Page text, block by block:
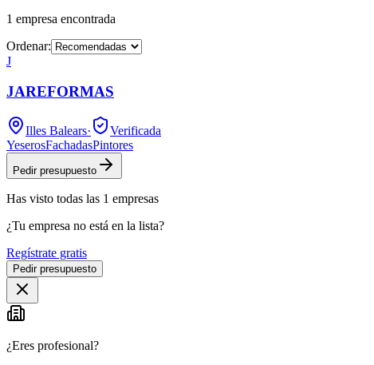
1 empresa encontrada
Ordenar:
J
JAREFORMAS
Illes Balears·
Verificada
YeserosFachadasPintores
Pedir presupuesto
Has visto todas las 1 empresas
¿Tu empresa no está en la lista?
Regístrate gratis
Pedir presupuesto
¿Eres profesional?